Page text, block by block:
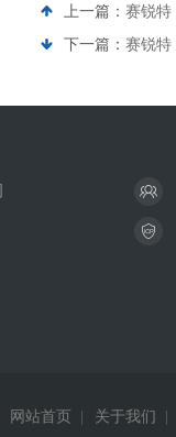
上一篇： 赛锐特
下一篇： 赛锐特
网站首页 关于我们